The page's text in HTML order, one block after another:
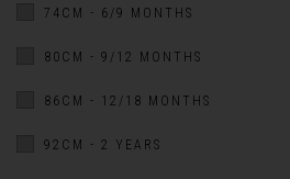
74CM - 6/9 MONTHS
80CM - 9/12 MONTHS
86CM - 12/18 MONTHS
92CM - 2 YEARS